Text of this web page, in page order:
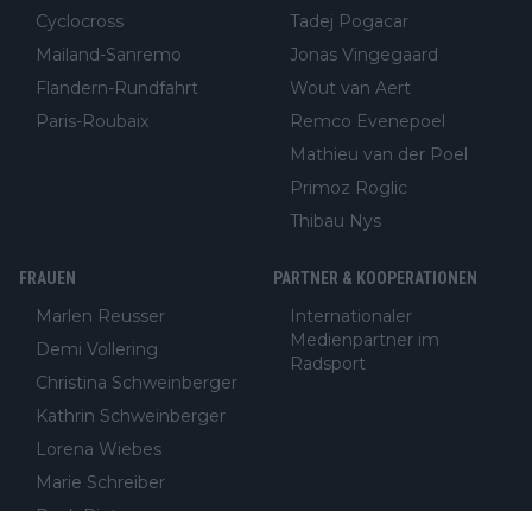
Cyclocross
Mailand-Sanremo
Flandern-Rundfahrt
Paris-Roubaix
Tadej Pogacar
Jonas Vingegaard
Wout van Aert
Remco Evenepoel
Mathieu van der Poel
Primoz Roglic
Thibau Nys
FRAUEN
Marlen Reusser
Demi Vollering
Christina Schweinberger
Kathrin Schweinberger
Lorena Wiebes
Marie Schreiber
PARTNER & KOOPERATIONEN
Internationaler
Medienpartner im
Radsport